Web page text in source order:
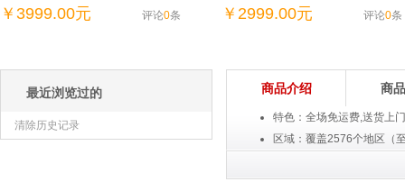
￥3999.00元 评论0条
￥2999.00元 评论0条
最近浏览过的
清除历史记录
商品介绍 商
特色：全场免运费,送货上
区域：覆盖2576个地区（